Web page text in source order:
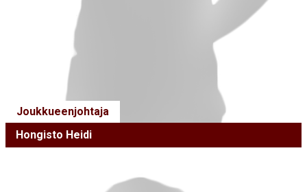
Joukkueenjohtaja
Hongisto Heidi